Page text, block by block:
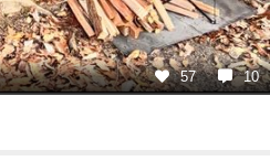
57 10